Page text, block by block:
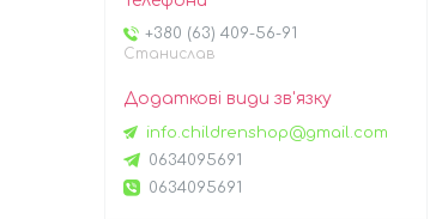
+380 (63) 409-56-91
Станислав
info.childrenshop@gmail.com
0634095691
0634095691